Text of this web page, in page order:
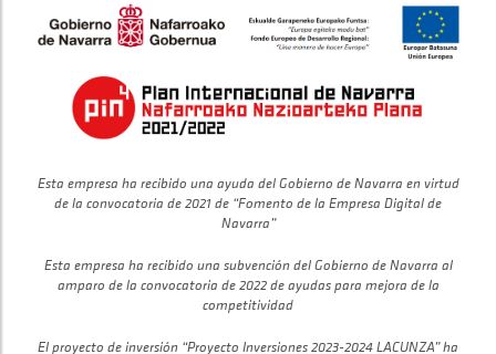
Esta empresa ha recibido una ayuda del Gobierno de Navarra en virtud
de la convocatoria de 2021 de “Fomento de la Empresa Digital de
Navarra”
Esta empresa ha recibido una subvención del Gobierno de Navarra al
amparo de la convocatoria de 2022 de ayudas para mejora de la
competitividad
El proyecto de inversión “Proyecto Inversiones 2023-2024 LACUNZA” ha